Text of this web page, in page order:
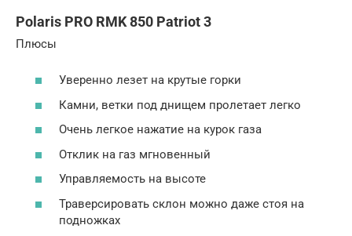
Polaris PRO RMK 850 Patriot 3
Плюсы
Уверенно лезет на крутые горки
Камни, ветки под днищем пролетает легко
Очень легкое нажатие на курок газа
Отклик на газ мгновенный
Управляемость на высоте
Траверсировать склон можно даже стоя на
подножках